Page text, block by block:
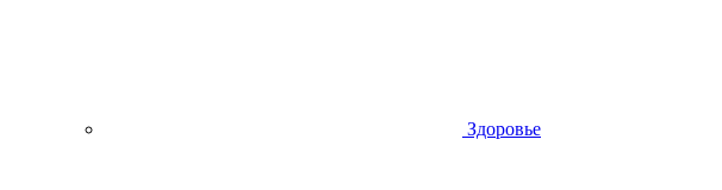
Здоровье